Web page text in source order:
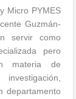
Micro PYMES
Guzmán-
servir como
pero
materia de
departamento